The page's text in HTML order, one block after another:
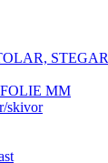
STEGAR
MM
skivor